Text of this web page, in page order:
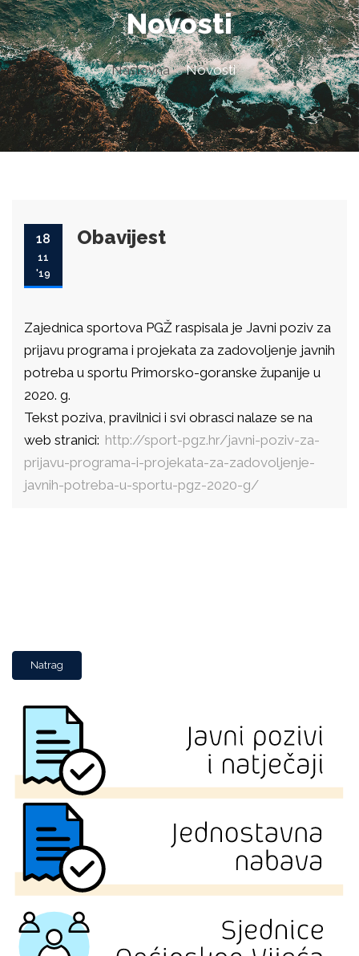
Novosti
Naslovna Novosti
18
11
'19
Obavijest
Zajednica sportova PGŽ raspisala je Javni poziv za
prijavu programa i projekata za zadovoljenje javnih
potreba u sportu Primorsko-goranske županije u
2020. g.
Tekst poziva, pravilnici i svi obrasci nalaze se na
web stranici: http://sport-pgz.hr/javni-poziv-za-
prijavu-programa-i-projekata-za-zadovoljenje-
javnih-potreba-u-sportu-pgz-2020-g/
Natrag